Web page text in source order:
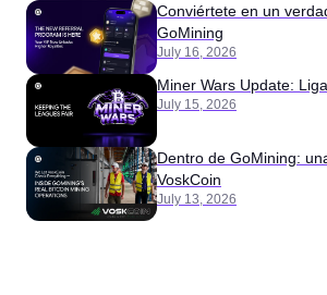
Conviértete en un
GoMining
July 16, 2026
Miner Wars Update:
July 15, 2026
Dentro de GoMining:
VoskCoin
July 13, 2026